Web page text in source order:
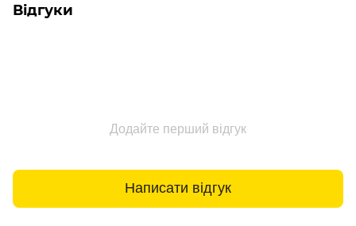
Відгуки
Додайте перший відгук
Написати відгук